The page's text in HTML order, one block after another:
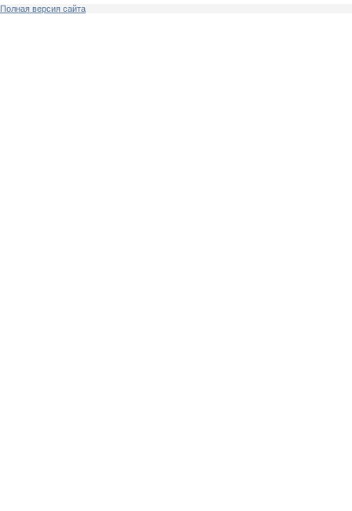
Полная версия сайта